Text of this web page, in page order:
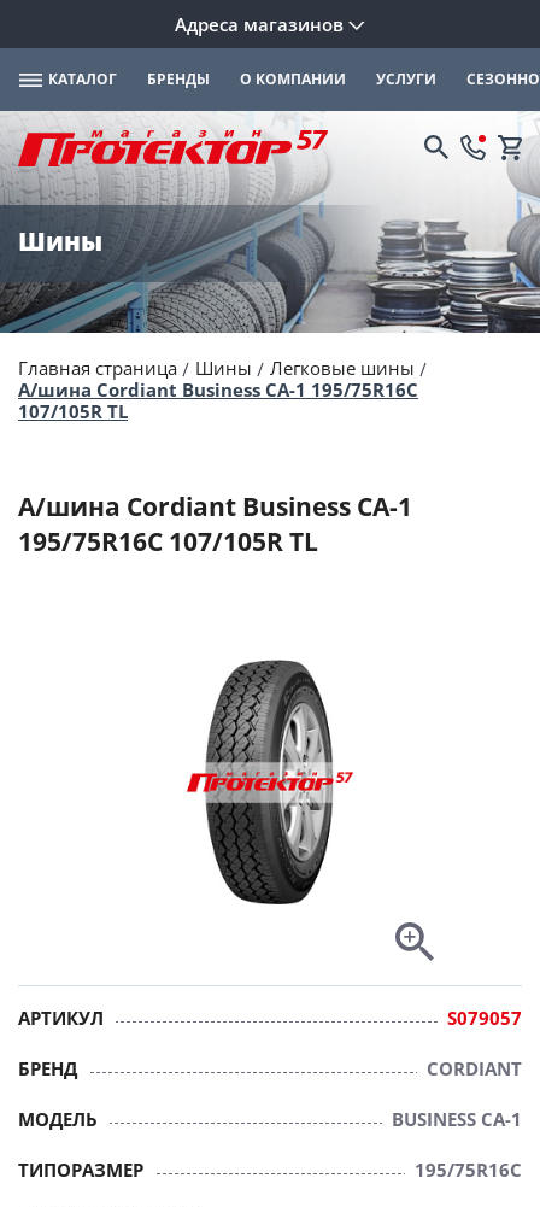
Адреса магазинов
КАТАЛОГ БРЕНДЫ О КОМПАНИИ УСЛУГИ
Шины
Главная страница Шины
Легковые шины
А/шина Cordiant Business CA-1 195/75R16C
107/105R TL
А/шина Cordiant Business CA-1
195/75R16C 107/105R TL
АРТИКУЛ S079057
БРЕНД CORDIANT
МОДЕЛЬ BUSINESS CA-1
ТИПОРАЗМЕР 195/75R16C